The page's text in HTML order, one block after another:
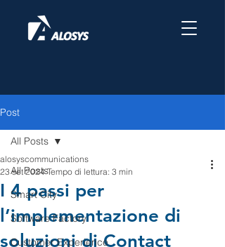
Post
All Posts
Smart City
Software Factory
Customer Experience
All Posts
I 4 passi per
l’implementazione di
soluzioni di Contact
alosyscommunications
23 set 2024 Tempo di lettura: 3 min